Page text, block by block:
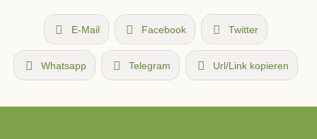
E-Mail Facebook Twitter
Whatsapp Telegram Url/Link kopieren